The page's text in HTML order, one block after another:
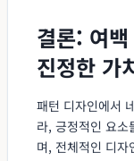
결론: 여
진정한 가
패턴 디자인에서
라, 긍정적인 요
며, 전체적인 디자